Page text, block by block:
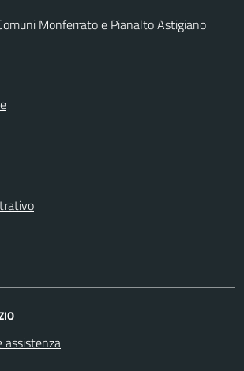
Monferrato e Pianalto Astigiano
assistenza